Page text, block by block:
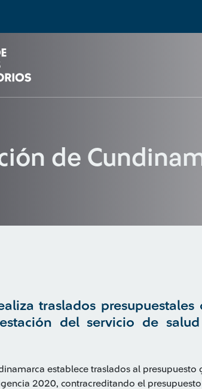
de
traslados presupuestales
del servicio de
establece traslados al presupuesto
2020, contracreditando el